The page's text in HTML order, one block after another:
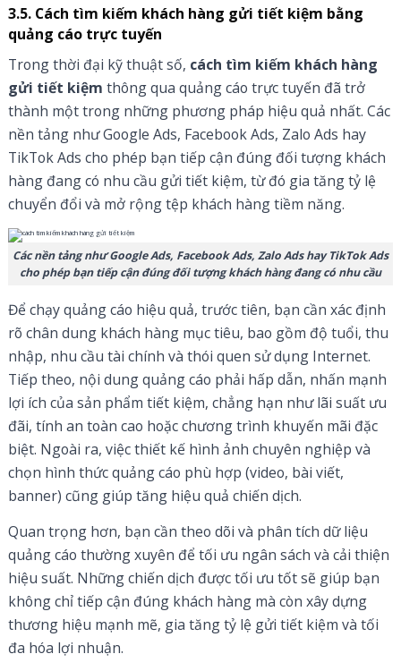
3.5. Cách tìm kiếm khách hàng gửi tiết kiệm bằng
quảng cáo trực tuyến
Trong thời đại kỹ thuật số, cách tìm kiếm khách hàng
gửi tiết kiệm thông qua quảng cáo trực tuyến đã trở
thành một trong những phương pháp hiệu quả nhất. Các
nền tảng như Google Ads, Facebook Ads, Zalo Ads hay
TikTok Ads cho phép bạn tiếp cận đúng đối tượng khách
hàng đang có nhu cầu gửi tiết kiệm, từ đó gia tăng tỷ lệ
chuyển đổi và mở rộng tệp khách hàng tiềm năng.
Các nền tảng như Google Ads, Facebook Ads, Zalo Ads hay TikTok Ads
cho phép bạn tiếp cận đúng đối tượng khách hàng đang có nhu cầu
Để chạy quảng cáo hiệu quả, trước tiên, bạn cần xác định
rõ chân dung khách hàng mục tiêu, bao gồm độ tuổi, thu
nhập, nhu cầu tài chính và thói quen sử dụng Internet.
Tiếp theo, nội dung quảng cáo phải hấp dẫn, nhấn mạnh
lợi ích của sản phẩm tiết kiệm, chẳng hạn như lãi suất ưu
đãi, tính an toàn cao hoặc chương trình khuyến mãi đặc
biệt. Ngoài ra, việc thiết kế hình ảnh chuyên nghiệp và
chọn hình thức quảng cáo phù hợp (video, bài viết,
banner) cũng giúp tăng hiệu quả chiến dịch.
Quan trọng hơn, bạn cần theo dõi và phân tích dữ liệu
quảng cáo thường xuyên để tối ưu ngân sách và cải thiện
hiệu suất. Những chiến dịch được tối ưu tốt sẽ giúp bạn
không chỉ tiếp cận đúng khách hàng mà còn xây dựng
thương hiệu mạnh mẽ, gia tăng tỷ lệ gửi tiết kiệm và tối
đa hóa lợi nhuận.